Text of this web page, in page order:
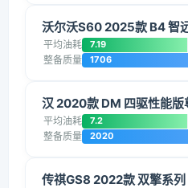
沃尔沃S60 2025款 B4 智
平均油耗 7.19
整备质量 1706
汉 2020款 DM 四驱性能版
平均油耗 7.2
整备质量 2020
传祺GS8 2022款 双擎系